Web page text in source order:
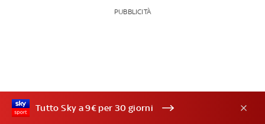
PUBBLICITÀ
Tutto Sky a 9€ per 30 giorni